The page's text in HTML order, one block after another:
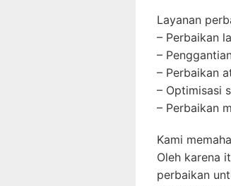
Layanan
– Perbaikan
–
– Perbaikan
– Optimisasi
– Perbaikan
Kami
Oleh karena
perbaikan